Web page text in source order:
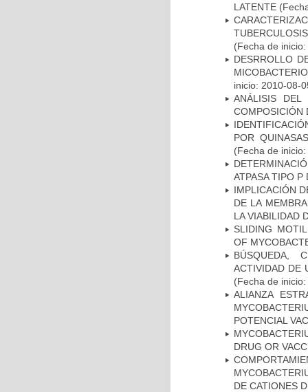
LATENTE
(Fecha de
DESRROLLO
inicio: 2010-08-
ANÁLISIS DEL
COMPOSICIÓN
POR
(Fecha de
ATPASA TIPO
IMPLICACIÓN
DE LA
LA VIABILIDAD
SLIDING
OF
BÚSQUEDA,
ACTIVIDAD DE
(Fecha de
ALIANZA
POTENCIAL
DRUG OR
DE CATIONES